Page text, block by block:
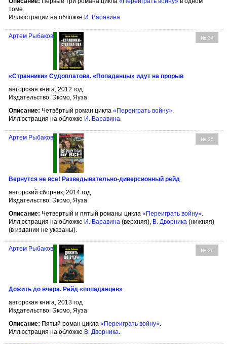
томе.
Иллюстрации на обложке И. Варавина.
№ 34
Артем Рыбаков
«Странники» Судоплатова. «Попаданцы» идут на прорыв
авторская книга, 2012 год
Издательство: Эксмо, Яуза
Описание: Четвёртый роман цикла «Переиграть войну».
Иллюстрация на обложке И. Варавина.
№ 35
Артем Рыбаков
Вернутся не все! Разведывательно-диверсионный рейд
авторский сборник, 2014 год
Издательство: Эксмо, Яуза
Описание: Четвертый и пятый романы цикла «Переиграть войну».
Иллюстрация на обложке И. Варавина (верхняя), В. Дворника (нижняя)
(в издании не указаны).
№ 36
Артем Рыбаков
Дожить до вчера. Рейд «попаданцев»
авторская книга, 2013 год
Издательство: Эксмо, Яуза
Описание: Пятый роман цикла «Переиграть войну».
Иллюстрация на обложке В. Дворника.